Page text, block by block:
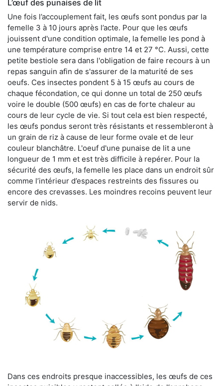
L’œuf des punaises de lit
Une fois l’accouplement fait, les œufs sont pondus par la
femelle 3 à 10 jours après l’acte. Pour que les œufs
jouissent d'une condition optimale, la femelle les pond à
une température comprise entre 14 et 27 °C. Aussi, cette
petite bestiole sera dans l'obligation de faire recours à un
repas sanguin afin de s'assurer de la maturité de ses
oeufs. Ces insectes pondent 5 à 15 œufs au cours de
chaque fécondation, ce qui donne un total de 250 œufs
voire le double (500 œufs) en cas de forte chaleur au
cours de leur cycle de vie. Si tout cela est bien respecté,
les œufs pondus seront très résistants et ressembleront à
un grain de riz à cause de leur forme ovale et de leur
couleur blanchâtre. L'oeuf d'une punaise de lit a une
longueur de 1 mm et est très difficile à repérer. Pour la
sécurité des œufs, la femelle les place dans un endroit sûr
comme l’intérieur d’espaces restreints des fissures ou
encore des crevasses. Les moindres recoins peuvent leur
servir de nids.
Dans ces endroits presque inaccessibles, les œufs de ces